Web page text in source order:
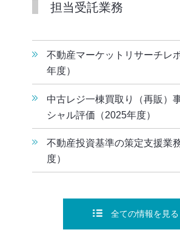
担当受託業務
不動産マーケットリサーチレ
年度）
中古レジ一棟買取り（再販）
シャル評価（2025年度）
不動産投資基準の策定支援業
度）
全ての情報を見る